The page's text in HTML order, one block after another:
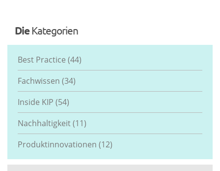
DieKategorien
Best Practice (44)
Fachwissen (34)
Inside KIP (54)
Nachhaltigkeit(11)
Produktinnovationen (12)